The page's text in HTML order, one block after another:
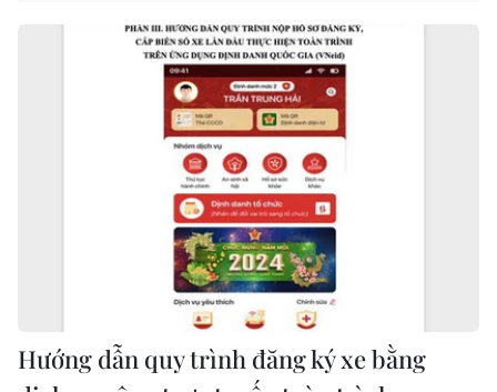
Hướng dẫn quy trình đăng ký xe bằng